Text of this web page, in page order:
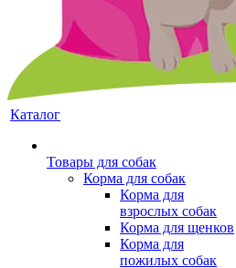
Каталог
Товары для собак
Корма для собак
Корма для
взрослых собак
Корма для щенков
Корма для
пожилых собак